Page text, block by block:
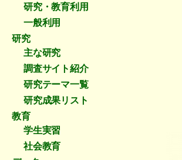
研究・教育利用
一般利用
研究
主な研究
調査サイト紹介
研究テーマ一覧
研究成果リスト
教育
学生実習
社会教育